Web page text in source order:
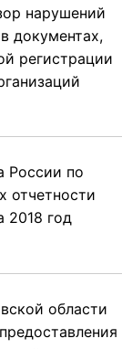
нарушений
документах,
регистрации
России по
отчетности
2018 год
области